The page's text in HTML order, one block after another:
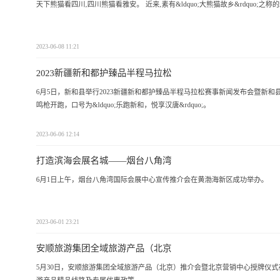
天下熊猫看四川,四川熊猫看雅安。 近来,素有&ldquo;大熊猫故乡&rdquo;之称的
2023-06-08 11:21
2023新疆新和都护臻品半程马拉松
6月5日，新和县举行2023新疆新和都护臻品半程马拉松赛事新闻发布会暨新和
鸣枪开跑，口号为&ldquo;乐跑新和，悦享汉唐&rdquo;。
2023-06-06 12:14
打造滨海会展名城——烟台八角湾
6月1日上午，烟台八角湾国际会展中心宣传推介会在黄渤海新区成功举办。
2023-06-01 23:21
安顺旅游集团全域旅游产品（北京
5月30日，安顺旅游集团全域旅游产品（北京）推介会暨北京营销中心授牌仪